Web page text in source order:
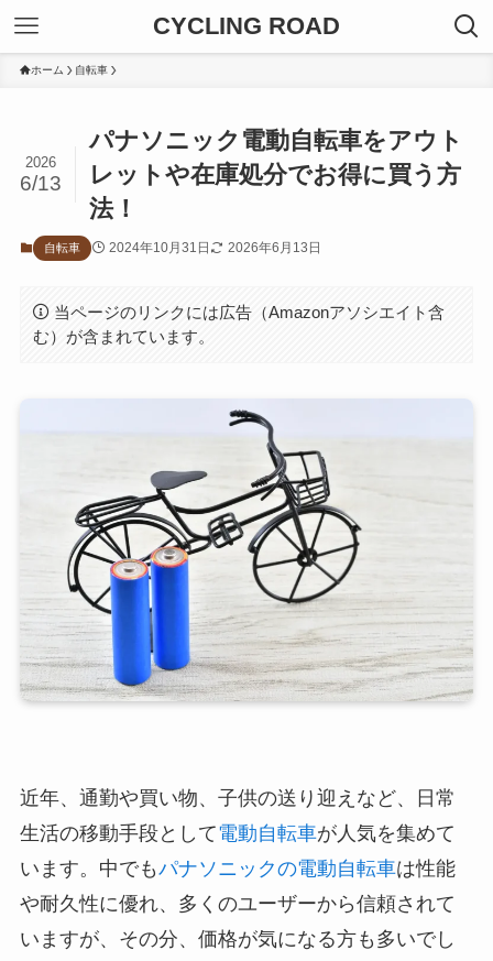
CYCLING ROAD
ホーム 自転車
パナソニック電動自転車をアウト
レットや在庫処分でお得に買う方
法！
2026
6/13
自転車 2024年10月31日 2026年6月13日
当ページのリンクには広告（Amazonアソシエイト含
む）が含まれています。
近年、通勤や買い物、子供の送り迎えなど、日常
生活の移動手段として電動自転車が人気を集めて
います。中でもパナソニックの電動自転車は性能
や耐久性に優れ、多くのユーザーから信頼されて
いますが、その分、価格が気になる方も多いでし